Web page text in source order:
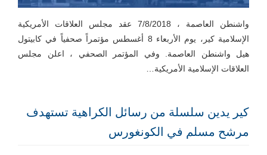
واشنطن العاصمة ، 7/8/2018 عقد مجلس العلاقات الأمريكية
الإسلامية كير، يوم الأربعاء 8 أغسطس مؤتمراً صحفياً في كابيتول
هيل واشنطن العاصمة. وفي المؤتمر الصحفي ، اعلن مجلس
العلاقات الإسلامية الأمريكية…
كير يدين سلسلة من رسائل الكراهية تستهدف
مرشح مسلم في الكونغورس